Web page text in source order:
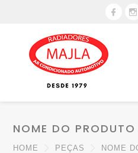
NOME DO PRODUTO
HOME PEÇAS NOME